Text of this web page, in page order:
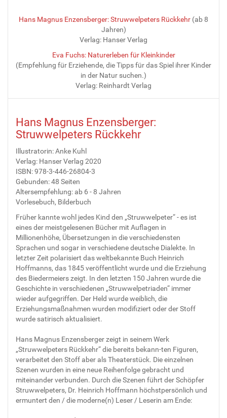
Hans Magnus Enzensberger: Struwwelpeters Rückkehr (ab 8
Jahren)
Verlag: Hanser Verlag
Eva Fuchs: Naturerleben für Kleinkinder
(Empfehlung für Erziehende, die Tipps für das Spiel ihrer Kinder
in der Natur suchen.)
Verlag: Reinhardt Verlag
Hans Magnus Enzensberger:
Struwwelpeters Rückkehr
Illustratorin: Anke Kuhl
Verlag: Hanser Verlag 2020
ISBN: 978-3-446-26804-3
Gebunden: 48 Seiten
Altersempfehlung: ab 6 - 8 Jahren
Vorlesebuch, Bilderbuch
Früher kannte wohl jedes Kind den „Struwwelpeter“ - es ist
eines der meistgelesenen Bücher mit Auflagen in
Millionenhöhe, Übersetzungen in die verschiedensten
Sprachen und sogar in verschiedene deutsche Dialekte. In
letzter Zeit polarisiert das weltbekannte Buch Heinrich
Hoffmanns, das 1845 veröffentlicht wurde und die Erziehung
des Biedermeiers zeigt. In den letzten 150 Jahren wurde die
Geschichte in verschiedenen „Struwwelpetriaden“ immer
wieder aufgegriffen. Der Held wurde weiblich, die
Erziehungsmaßnahmen wurden modifiziert oder der Stoff
wurde satirisch aktualisiert.
Hans Magnus Enzensberger zeigt in seinem Werk
„Struwwelpeters Rückkehr“ die bereits bekann-ten Figuren,
verarbeitet den Stoff aber als Theaterstück. Die einzelnen
Szenen wurden in eine neue Reihenfolge gebracht und
miteinander verbunden. Durch die Szenen führt der Schöpfer
Struwwelpeters, Dr. Heinrich Hoffmann höchstpersönlich und
ermuntert den / die moderne(n) Leser / Leserin am Ende: